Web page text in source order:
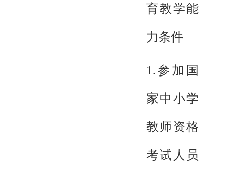
育教学能
力条件
1.参加国
家中小学
教师资格
考试人员